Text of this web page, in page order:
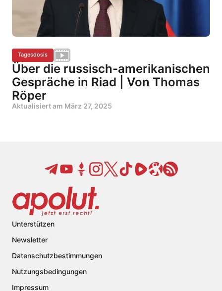
Tagesdosis
Über die russisch-amerikanischen
Gespräche in Riad | Von Thomas
Röper
Aktualisiert am März 27, 2025
Unterstützen
Newsletter
Datenschutzbestimmungen
Nutzungsbedingungen
Impressum